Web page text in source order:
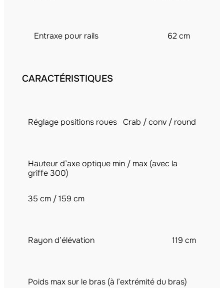
Entraxe pour rails 62 cm
CARACTÉRISTIQUES
Réglage positions roues Crab / conv / round
Hauteur d’axe optique min / max (avec la
griffe 300)
35 cm / 159 cm
Rayon d’élévation 119 cm
Poids max sur le bras (à l’extrémité du bras)